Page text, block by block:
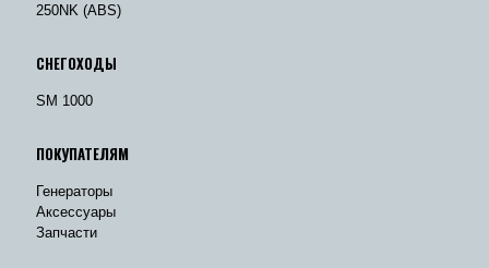
250NK (ABS)
СНЕГОХОДЫ
SM 1000
ПОКУПАТЕЛЯМ
Генераторы
Аксессуары
Запчасти